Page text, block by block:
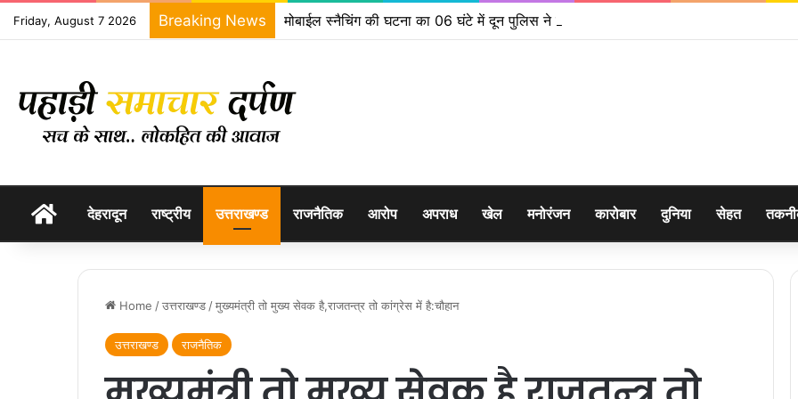
Friday, August 7 2026 Breaking News मोबाईल स्नैचिंग की घटना का 06 घंटे में दून पुलिस ने किया खुलासा
होम देहरादून राष्ट्रीय उत्तराखण्ड राजनैतिक आरोप अपराध खेल मनोरंजन कारोबार दुनिया सेहत
Home /उत्तराखण्ड /मुख्यमंत्री तो मुख्य सेवक है,राजतन्त्र तो कांग्रेस में है:चौहान
उत्तराखण्ड राजनैतिक